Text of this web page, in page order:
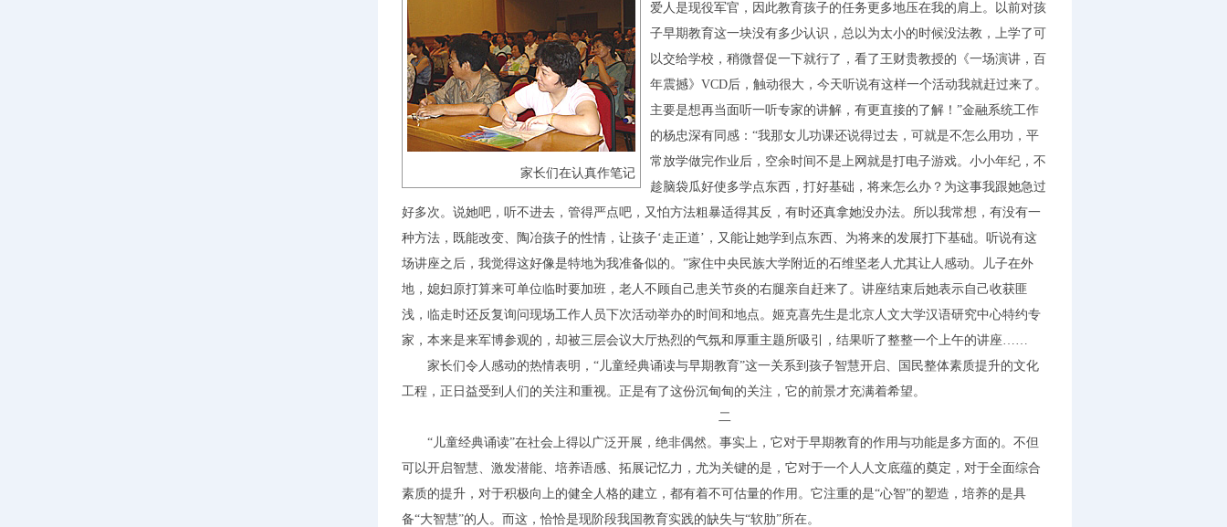
家长们在认真作笔记
爱人是现役军官，因此教育孩子的任务更多地压在我的肩上。以前对孩
子早期教育这一块没有多少认识，总以为太小的时候没法教，上学了可
以交给学校，稍微督促一下就行了，看了王财贵教授的《一场演讲，百
年震撼》VCD后，触动很大，今天听说有这样一个活动我就赶过来了。
主要是想再当面听一听专家的讲解，有更直接的了解！”金融系统工作
的杨忠深有同感：“我那女儿功课还说得过去，可就是不怎么用功，平
常放学做完作业后，空余时间不是上网就是打电子游戏。小小年纪，不
趁脑袋瓜好使多学点东西，打好基础，将来怎么办？为这事我跟她急过
好多次。说她吧，听不进去，管得严点吧，又怕方法粗暴适得其反，有时还真拿她没办法。所以我常想，有没有一
种方法，既能改变、陶冶孩子的性情，让孩子‘走正道’，又能让她学到点东西、为将来的发展打下基础。听说有这
场讲座之后，我觉得这好像是特地为我准备似的。”家住中央民族大学附近的石维坚老人尤其让人感动。儿子在外
地，媳妇原打算来可单位临时要加班，老人不顾自己患关节炎的右腿亲自赶来了。讲座结束后她表示自己收获匪
浅，临走时还反复询问现场工作人员下次活动举办的时间和地点。姬克喜先生是北京人文大学汉语研究中心特约专
家，本来是来军博参观的，却被三层会议大厅热烈的气氛和厚重主题所吸引，结果听了整整一个上午的讲座……
家长们令人感动的热情表明，“儿童经典诵读与早期教育”这一关系到孩子智慧开启、国民整体素质提升的文化
工程，正日益受到人们的关注和重视。正是有了这份沉甸甸的关注，它的前景才充满着希望。
二
“儿童经典诵读”在社会上得以广泛开展，绝非偶然。事实上，它对于早期教育的作用与功能是多方面的。不但
可以开启智慧、激发潜能、培养语感、拓展记忆力，尤为关键的是，它对于一个人人文底蕴的奠定，对于全面综合
素质的提升，对于积极向上的健全人格的建立，都有着不可估量的作用。它注重的是“心智”的塑造，培养的是具
备“大智慧”的人。而这，恰恰是现阶段我国教育实践的缺失与“软肋”所在。